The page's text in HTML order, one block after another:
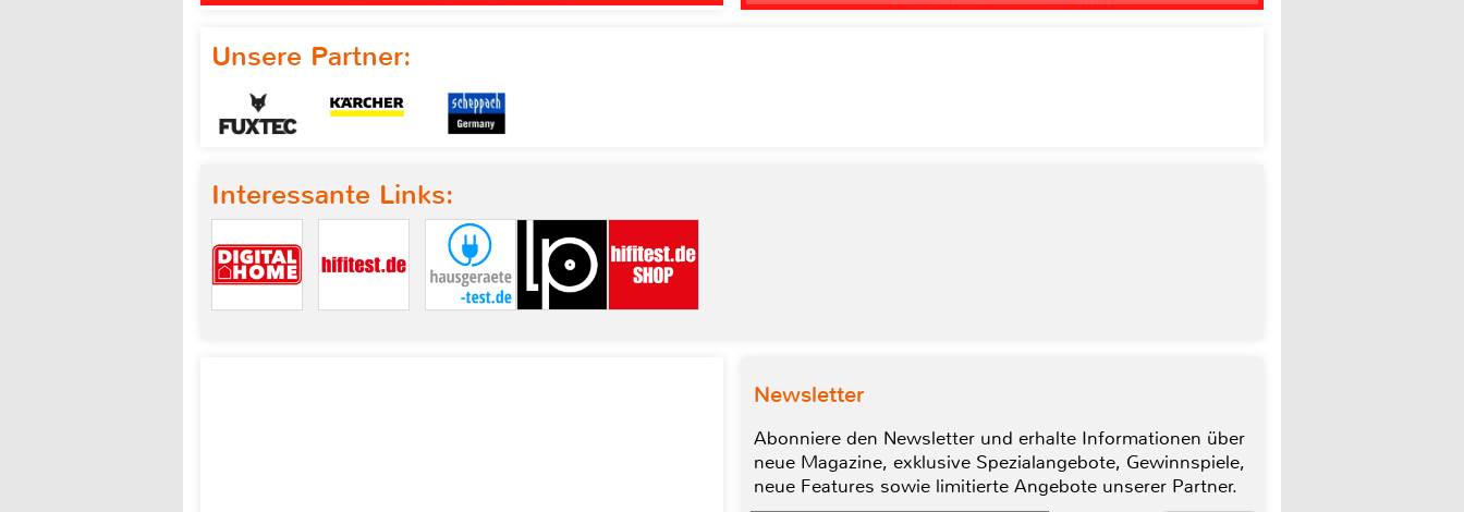
Unsere Partner:
Interessante Links:
Newsletter
Abonniere den Newsletter und erhalte Informationen über
neue Magazine, exklusive Spezialangebote, Gewinnspiele,
neue Features sowie limitierte Angebote unserer Partner.